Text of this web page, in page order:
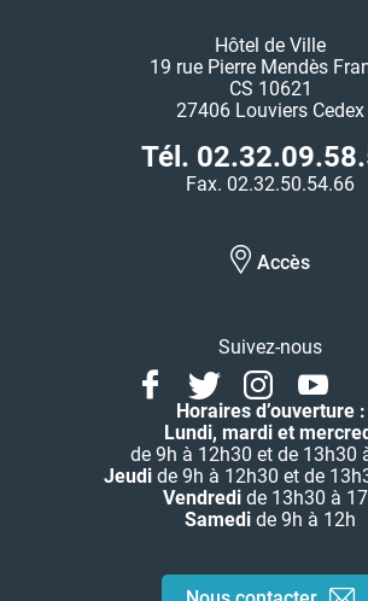
Hôtel de Ville
19 rue Pierre Mendès
CS 10621
27406 Louviers Cedex
Tél.
Fax. 02.32.50.54.66
Accès
Suivez-nous
FacebookTwitterInstagramYoutube
Horaires d’ouverture :
Lundi, mardi et
de 9h à 12h30 et de 13h30
Jeudi de 9h à 12h30 et de
Vendredide 13h30 à
Samedi de 9h à 12h